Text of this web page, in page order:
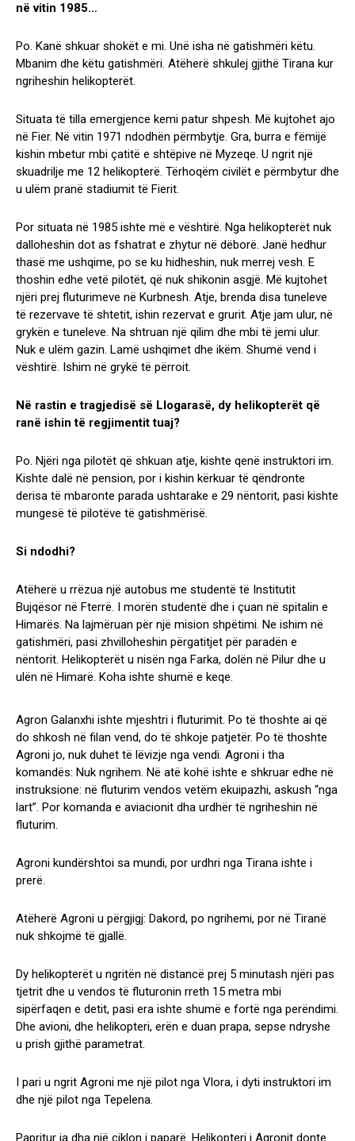
në vitin 1985…
Po. Kanë shkuar shokët e mi. Unë isha në gatishmëri këtu.
Mbanim dhe këtu gatishmëri. Atëherë shkulej gjithë Tirana kur
ngriheshin helikopterët.
Situata të tilla emergjence kemi patur shpesh. Më kujtohet ajo
në Fier. Në vitin 1971 ndodhën përmbytje. Gra, burra e fëmijë
kishin mbetur mbi çatitë e shtëpive në Myzeqe. U ngrit një
skuadrilje me 12 helikopterë. Tërhoqëm civilët e përmbytur dhe
u ulëm pranë stadiumit të Fierit.
Por situata në 1985 ishte më e vështirë. Nga helikopterët nuk
dalloheshin dot as fshatrat e zhytur në dëborë. Janë hedhur
thasë me ushqime, po se ku hidheshin, nuk merrej vesh. E
thoshin edhe vetë pilotët, që nuk shikonin asgjë. Më kujtohet
njëri prej fluturimeve në Kurbnesh. Atje, brenda disa tuneleve
të rezervave të shtetit, ishin rezervat e grurit. Atje jam ulur, në
grykën e tuneleve. Na shtruan një qilim dhe mbi të jemi ulur.
Nuk e ulëm gazin. Lamë ushqimet dhe ikëm. Shumë vend i
vështirë. Ishim në grykë të përroit.
Në rastin e tragjedisë së Llogarasë, dy helikopterët që
ranë ishin të regjimentit tuaj?
Po. Njëri nga pilotët që shkuan atje, kishte qenë instruktori im.
Kishte dalë në pension, por i kishin kërkuar të qëndronte
derisa të mbaronte parada ushtarake e 29 nëntorit, pasi kishte
mungesë të pilotëve të gatishmërisë.
Si ndodhi?
Atëherë u rrëzua një autobus me studentë të Institutit
Bujqësor në Fterrë. I morën studentë dhe i çuan në spitalin e
Himarës. Na lajmëruan për një mision shpëtimi. Ne ishim në
gatishmëri, pasi zhvilloheshin përgatitjet për paradën e
nëntorit. Helikopterët u nisën nga Farka, dolën në Pilur dhe u
ulën në Himarë. Koha ishte shumë e keqe.
Agron Galanxhi ishte mjeshtri i fluturimit. Po të thoshte ai që
do shkosh në filan vend, do të shkoje patjetër. Po të thoshte
Agroni jo, nuk duhet të lëvizje nga vendi. Agroni i tha
komandës: Nuk ngrihem. Në atë kohë ishte e shkruar edhe në
instruksione: në fluturim vendos vetëm ekuipazhi, askush “nga
lart”. Por komanda e aviacionit dha urdhër të ngriheshin në
fluturim.
Agroni kundërshtoi sa mundi, por urdhri nga Tirana ishte i
prerë.
Atëherë Agroni u përgjigj: Dakord, po ngrihemi, por në Tiranë
nuk shkojmë të gjallë.
Dy helikopterët u ngritën në distancë prej 5 minutash njëri pas
tjetrit dhe u vendos të fluturonin rreth 15 metra mbi
sipërfaqen e detit, pasi era ishte shumë e fortë nga perëndimi.
Dhe avioni, dhe helikopteri, erën e duan prapa, sepse ndryshe
u prish gjithë parametrat.
I pari u ngrit Agroni me një pilot nga Vlora, i dyti instruktori im
dhe një pilot nga Tepelena.
Papritur ia dha një ciklon i paparë. Helikopteri i Agronit donte